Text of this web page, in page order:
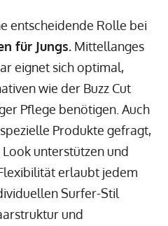
entscheidende Rolle bei
für Jungs. Mittellanges
eignet sich optimal,
wie der Buzz Cut
Pflege benötigen. Auch
Produkte gefragt,
unterstützen und
erlaubt jedem
Surfer-Stil
und